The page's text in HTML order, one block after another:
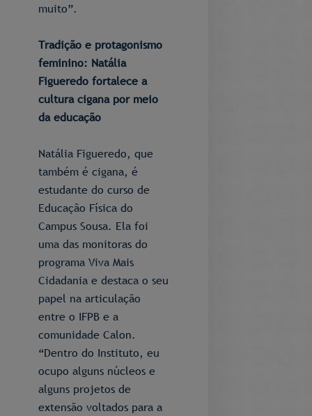
muito”.
Tradição e protagonismo
feminino: Natália
Figueredo fortalece a
cultura cigana por meio
da educação
Natália Figueredo, que
também é cigana, é
estudante do curso de
Educação Física do
Campus Sousa. Ela foi
uma das monitoras do
programa Viva Mais
Cidadania e destaca o seu
papel na articulação
entre o IFPB e a
comunidade Calon.
“Dentro do Instituto, eu
ocupo alguns núcleos e
alguns projetos de
extensão voltados para a